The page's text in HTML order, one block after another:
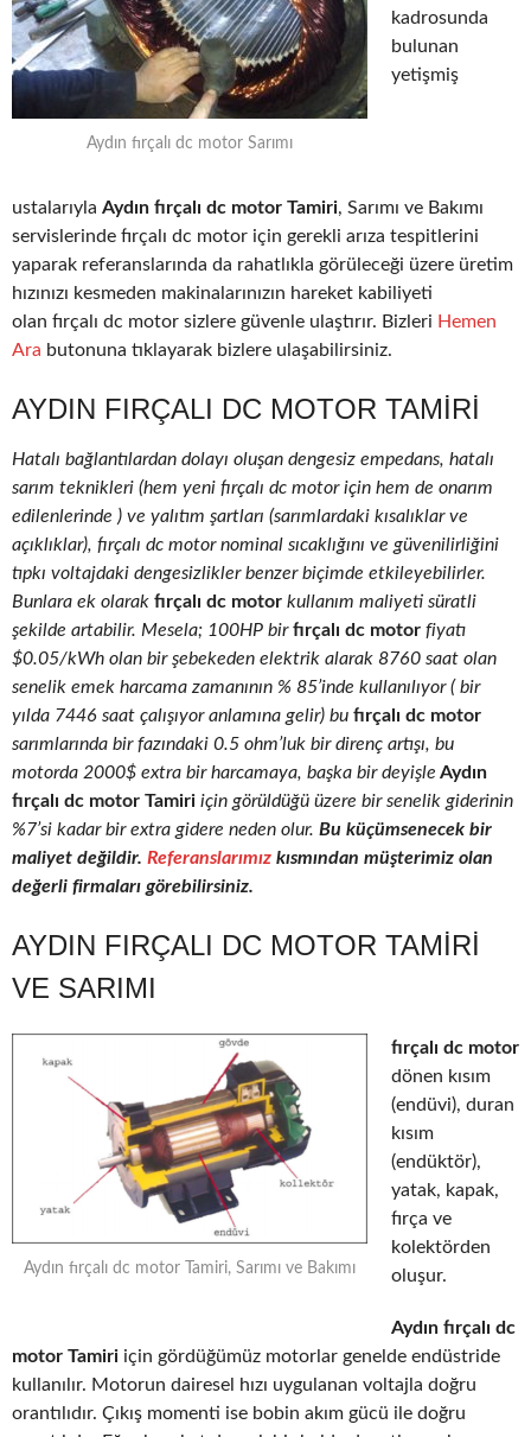
Aydın fırçalı dc motor Sarımı
kadrosunda
bulunan
yetişmiş
ustalarıyla Aydın fırçalı dc motor Tamiri, Sarımı ve Bakımı
servislerinde fırçalı dc motor için gerekli arıza tespitlerini
yaparak referanslarında da rahatlıkla görüleceği üzere üretim
hızınızı kesmeden makinalarınızın hareket kabiliyeti
olan fırçalı dc motor sizlere güvenle ulaştırır. Bizleri Hemen
Ara butonuna tıklayarak bizlere ulaşabilirsiniz.
AYDIN FIRÇALI DC MOTOR TAMIRI
Hatalı bağlantılardan dolayı oluşan dengesiz empedans, hatalı
sarım teknikleri (hem yeni fırçalı dc motor için hem de onarım
edilenlerinde ) ve yalıtım şartları (sarımlardaki kısalıklar ve
açıklıklar), fırçalı dc motor nominal sıcaklığını ve güvenilirliğini
tıpkı voltajdaki dengesizlikler benzer biçimde etkileyebilirler.
Bunlara ek olarak fırçalı dc motor kullanım maliyeti süratli
şekilde artabilir. Mesela; 100HP birfırçalı dc motor fiyatı
$0.05/kWh olan bir şebekeden elektrik alarak 8760 saat olan
senelik emek harcama zamanının % 85’inde kullanılıyor ( bir
yılda 7446 saat çalışıyor anlamına gelir) bu fırçalı dc motor
sarımlarında bir fazındaki 0.5 ohm’luk bir direnç artışı, bu
motorda 2000$ extra bir harcamaya, başka bir deyişle Aydın
fırçalı dc motor Tamiri için görüldüğü üzere bir senelik giderinin
%7’si kadar bir extra gidere neden olur. Bu küçümsenecek bir
maliyet değildir. Referanslarımız kısmından müşterimiz olan
değerli firmaları görebilirsiniz.
AYDIN FIRÇALI DC MOTOR TAMIRI
VE SARIMI
Aydın fırçalı dc motor Tamiri, Sarımı ve Bakımı
fırçalı dc motor
dönen kısım
(endüvi), duran
kısım
(endüktör),
yatak, kapak,
fırça ve
kolektörden
oluşur.
Aydın fırçalı dc
motor Tamiri için gördüğümüz motorlar genelde endüstride
kullanılır. Motorun dairesel hızı uygulanan voltajla doğru
orantılıdır. Çıkış momenti ise bobin akım gücü ile doğru